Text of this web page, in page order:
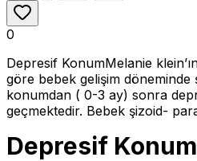
0
Depresif KonumMelanie
göre bebek gelişim döneminde
konumdan ( 0-3 ay) sonra
geçmektedir. Bebek şizoid-
Depresif Konum